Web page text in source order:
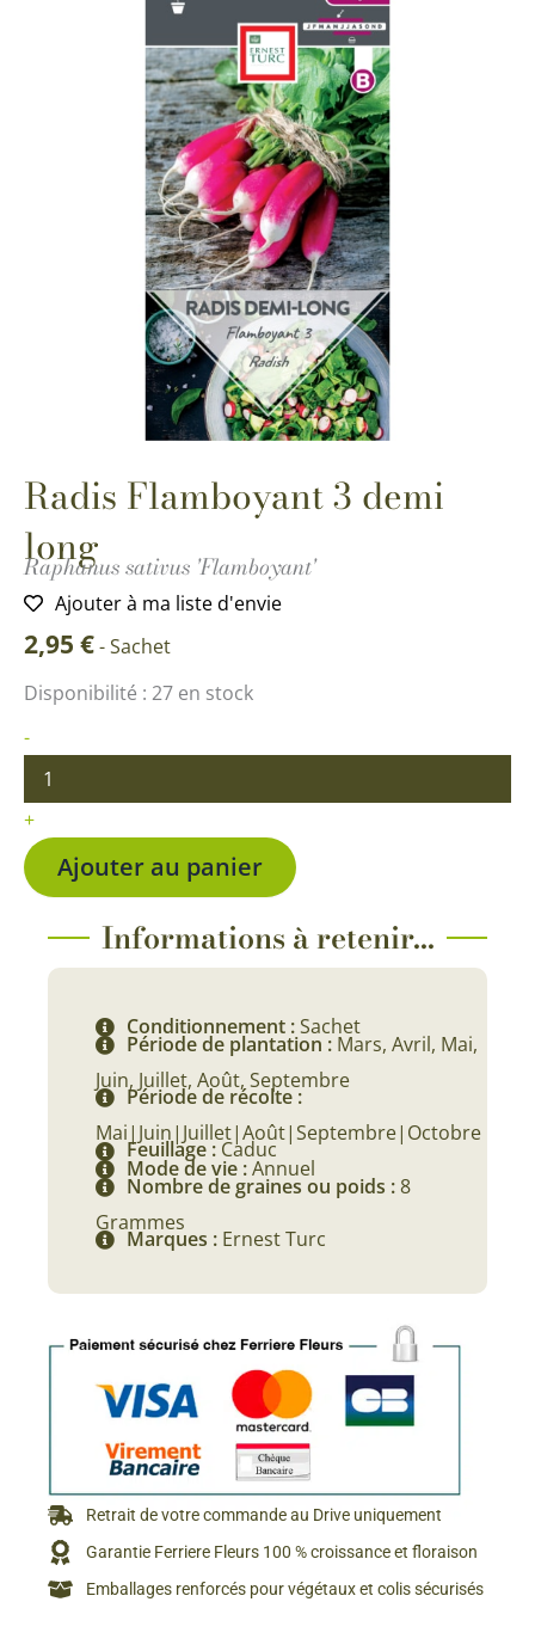
Radis Flamboyant 3 demi
long
Raphanus sativus 'Flamboyant'
Ajouter à ma liste d'envie
2,95 €-Sachet
Disponibilité : 27 en stock
-
quantité
Radis
Flamboyant
demi
long
+
Ajouter au panier
Informations à retenir...
Conditionnement :Sachet
Période de plantation : Mars, Avril, Mai,
Juin, Juillet, Août, Septembre
Période de récolte :
Mai|Juin|Juillet|Août|Septembre|Octobre
Feuillage : Caduc
Mode de vie :Annuel
Nombre de graines ou poids :8
Grammes
Marques : Ernest Turc
Retrait de votre commande au Drive uniquement
Garantie Ferriere Fleurs 100 % croissance et floraison
Emballages renforcés pour végétaux et colis sécurisés